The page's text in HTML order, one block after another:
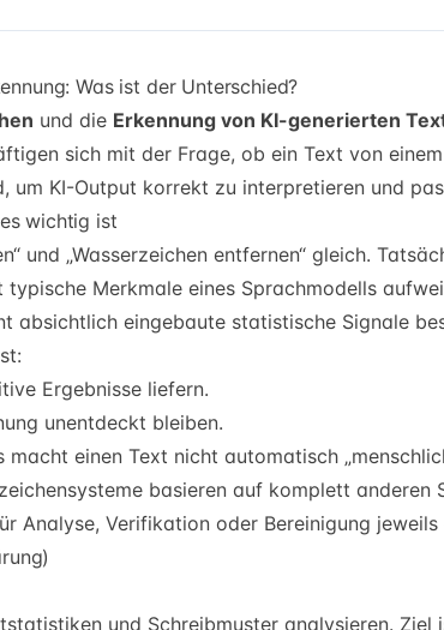
Was ist der Unterschied?
und die Erkennung von KI-generierten
sich mit der Frage, ob ein Text von
um KI-Output korrekt zu interpretieren und
wichtig ist
und „Wasserzeichen entfernen“ gleich.
Merkmale eines Sprachmodells
absichtlich eingebaute statistische Signale
Ergebnisse liefern.
unentdeckt bleiben.
einen Text nicht automatisch
basieren auf komplett anderen
Analyse, Verifikation oder Bereinigung
und Schreibmuster analysieren. Ziel